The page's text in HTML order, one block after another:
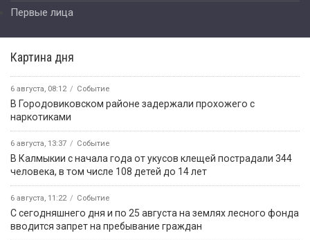
Первые лица
Картина дня
6 августа, 08:12 Событие
В Городовиковском районе задержали прохожего с
наркотиками
6 августа, 13:37 Событие
В Калмыкии с начала года от укусов клещей пострадали 344
человека, в том числе 108 детей до 14 лет
6 августа, 11:22 Событие
С сегодняшнего дня и по 25 августа на землях лесного фонда
вводится запрет на пребывание граждан